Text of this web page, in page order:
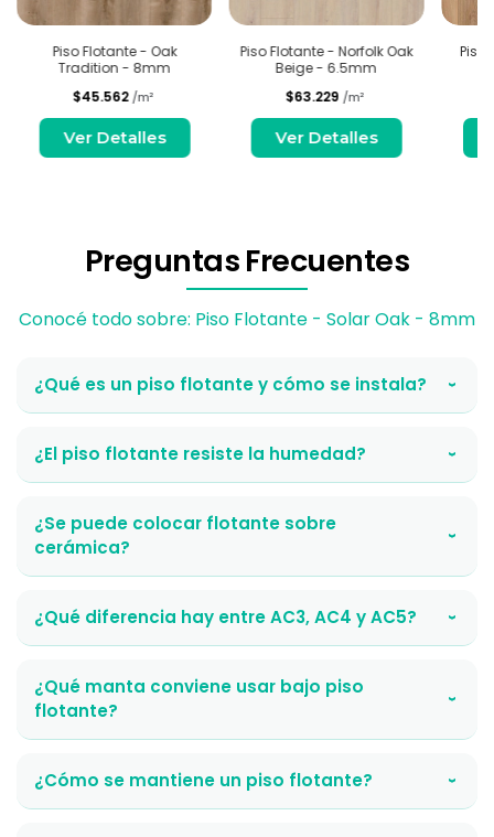
Piso Flotante - Oak
Tradition - 8mm
$45.562/m²
Ver Detalles
Piso Flotante - Norfolk Oak
Beige - 6.5mm
$63.229 /m²
Ver Detalles
Piso
Preguntas Frecuentes
Conocé todo sobre: Piso Flotante - Solar Oak - 8mm
¿Qué es un piso flotante y cómo se instala? ›
¿El piso flotante resiste la humedad? ›
¿Se puede colocar flotante sobre
cerámica?
›
¿Qué diferencia hay entre AC3, AC4 y AC5? ›
¿Qué manta conviene usar bajo piso
flotante?
›
¿Cómo se mantiene un piso flotante? ›